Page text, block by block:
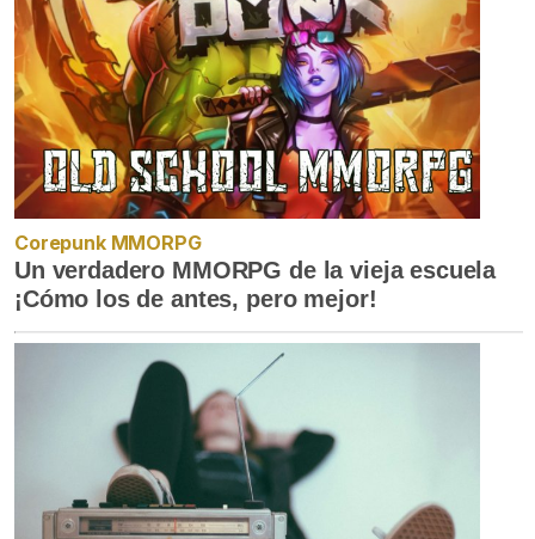
Corepunk MMORPG
Un verdadero MMORPG de la vieja escuela
¡Cómo los de antes, pero mejor!